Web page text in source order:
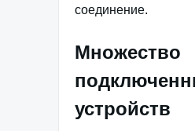
соединение.
Множество
устройств